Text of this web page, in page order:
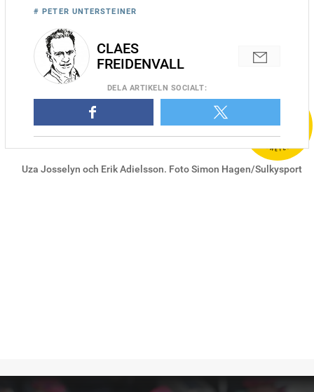
Uza Josselyn och Erik Adielsson. Foto Simon Hagen/Sulkysport
# PETER UNTERSTEINER
CLAES
FREIDENVALL
DELA ARTIKELN SOCIALT: